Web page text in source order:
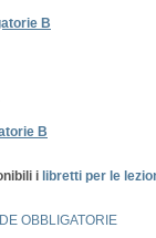
B
B
i libretti per le
OBBLIGATORIE